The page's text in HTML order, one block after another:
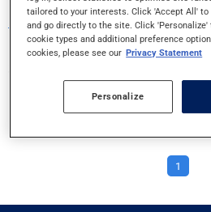
1 RÉSULTATS POUR LA
UN
COMPRIME
1
tailored to your interests. Click 'Accept All'
and go directly to the site. Click
cookie types and additional preference
cookies, please see our Privacy Statement
Personalize